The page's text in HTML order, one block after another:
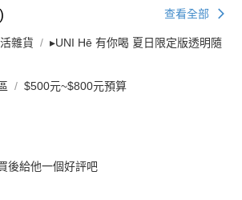
查看全部
雜貨
▸UNI Hē 有你喝 夏日限定版透明隨
$500元~$800元預算
後給他一個好評吧